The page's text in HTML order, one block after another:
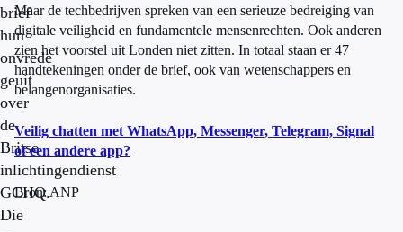
brief
hun
onvrede
geuit
over
de
Britse
inlichtingendienst
GCHQ.
Die
Maar de techbedrijven spreken van een serieuze bedreiging van
digitale veiligheid en fundamentele mensenrechten. Ook anderen
zien het voorstel uit Londen niet zitten. In totaal staan er 47
handtekeningen onder de brief, ook van wetenschappers en
belangenorganisaties.
Veilig chatten met WhatsApp, Messenger, Telegram, Signal
of een andere app?
Bron: ANP